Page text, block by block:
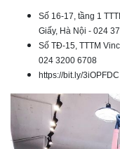
Số 16-17, tầng 1
Giấy, Hà Nội - 024
Số TĐ-15, TTTM
024 3200 6708
https://bit.ly/3iOPFDC